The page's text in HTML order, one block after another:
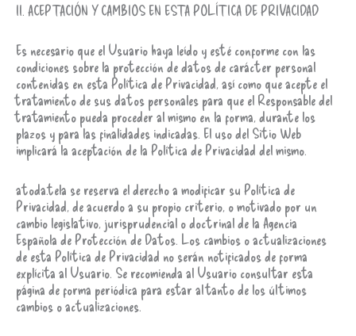
II. ACEPTACIÓN Y CAMBIOS EN ESTA POLÍTICA DE PRIVACIDAD
Es necesario que el Usuario haya leído y esté conforme con las
condiciones sobre la protección de datos de carácter personal
contenidas en esta Política de Privacidad, así como que acepte el
tratamiento de sus datos personales para que el Responsable del
tratamiento pueda proceder al mismo en la forma, durante los
plazos y para las finalidades indicadas. El uso del Sitio Web
implicará la aceptación de la Política de Privacidad del mismo.
atoda.tela se reserva el derecho a modificar su Política de
Privacidad, de acuerdo a su propio criterio, o motivado por un
cambio legislativo, jurisprudencial o doctrinal de la Agencia
Española de Protección de Datos. Los cambios o actualizaciones
de esta Política de Privacidad no serán notificados de forma
explícita al Usuario. Se recomienda al Usuario consultar esta
página de forma periódica para estar al tanto de los últimos
cambios o actualizaciones.